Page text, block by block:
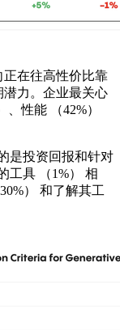
在往高性价比靠
力。企业最关心
性能 （42%）
投资回报和针对
工具 （1%） 相
） 和了解其工